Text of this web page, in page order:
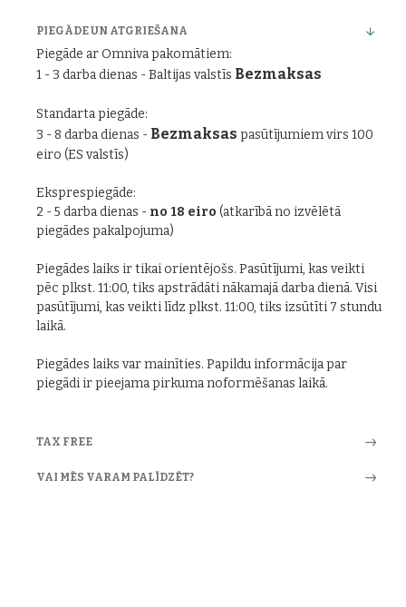
PIEGĀDE UN ATGRIEŠANA
Piegāde ar Omniva pakomātiem:
1 - 3 darba dienas - Baltijas valstīs Bezmaksas
Standarta piegāde:
3 - 8 darba dienas - Bezmaksas pasūtījumiem virs 100
eiro (ES valstīs)
Eksprespiegāde:
2 - 5 darba dienas - no 18 eiro (atkarībā no izvēlētā
piegādes pakalpojuma)
Piegādes laiks ir tikai orientējošs. Pasūtījumi, kas veikti
pēc plkst. 11:00, tiks apstrādāti nākamajā darba dienā. Visi
pasūtījumi, kas veikti līdz plkst. 11:00, tiks izsūtīti 7 stundu
laikā.
Piegādes laiks var mainīties. Papildu informācija par
piegādi ir pieejama pirkuma noformēšanas laikā.
TAX FREE
VAI MĒS VARAM PALĪDZĒT?